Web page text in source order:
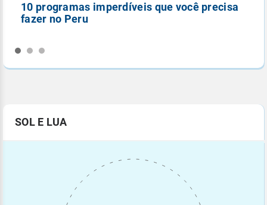
10 programas imperdíveis que você precisa
fazer no Peru
SOL E LUA